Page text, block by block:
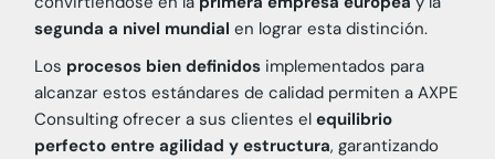
segunda a nivel mundial en lograr esta distinción.
Los procesos bien definidos implementados para
alcanzar estos estándares de calidad permiten a AXPE
Consulting ofrecer a sus clientes elequilibrio
perfecto entre agilidad y estructura, garantizando